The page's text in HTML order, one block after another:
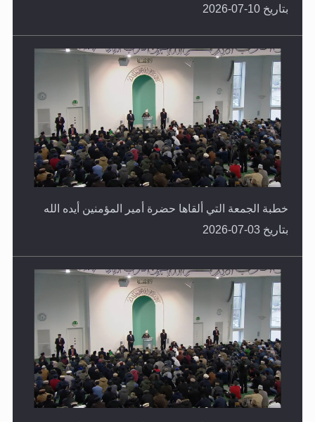
بتاريخ 10-07-2026
خطبة الجمعة التي ألقاها حضرة أمير المؤمنين أيده الله
بتاريخ 03-07-2026